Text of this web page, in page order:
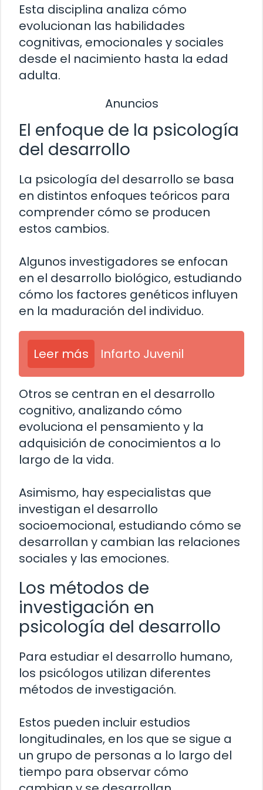
Esta disciplina analiza cómo
evolucionan las habilidades
cognitivas, emocionales y sociales
desde el nacimiento hasta la edad
adulta.
Anuncios
El enfoque de la psicología
del desarrollo
La psicología del desarrollo se basa
en distintos enfoques teóricos para
comprender cómo se producen
estos cambios.
Algunos investigadores se enfocan
en el desarrollo biológico, estudiando
cómo los factores genéticos influyen
en la maduración del individuo.
Leer más Infarto Juvenil
Otros se centran en el desarrollo
cognitivo, analizando cómo
evoluciona el pensamiento y la
adquisición de conocimientos a lo
largo de la vida.
Asimismo, hay especialistas que
investigan el desarrollo
socioemocional, estudiando cómo se
desarrollan y cambian las relaciones
sociales y las emociones.
Los métodos de
investigación en
psicología del desarrollo
Para estudiar el desarrollo humano,
los psicólogos utilizan diferentes
métodos de investigación.
Estos pueden incluir estudios
longitudinales, en los que se sigue a
un grupo de personas a lo largo del
tiempo para observar cómo